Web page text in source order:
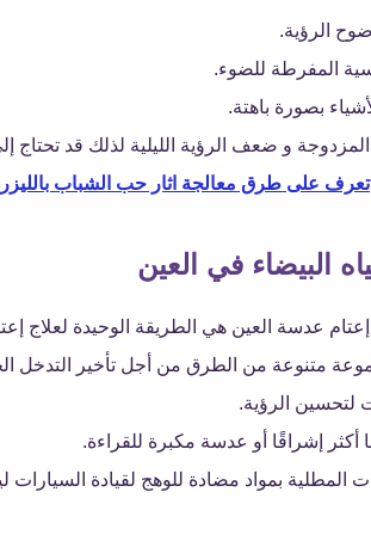
الرؤية.
المفرطة للضوء.
بصورة باهتة.
المزدوجة و ضعف الرؤية الليلية لذلك قد تحتاج
تعرف على طرق معالجة اثار حب الشباب بالليزر
البيضاء في العين
عدسة العين هي الطريقة الوحيدة لعلاج
متنوعة من الطرق من أجل تأخير التدخل
لتحسين الرؤية.
أكثر إشراقًا أو عدسة مكبرة للقراءة.
المطلية بمواد مضادة للوهج لقيادة السيارات